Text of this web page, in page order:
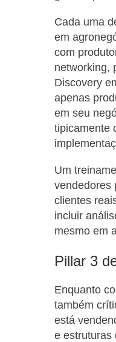
Cada uma
em
com
networking,
Discovery
apenas
em seu
tipicamente
Um
vendedores
clientes
incluir
mesmo em
Pillar 3
Enquanto
também
está
e estruturas